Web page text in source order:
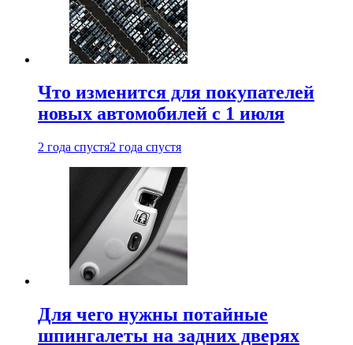
Что изменится для покупателей
новых автомобилей с 1 июля
2 года спустя2 года спустя
Для чего нужны потайные
шпингалеты на задних дверях